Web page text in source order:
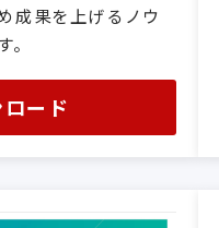
成果を上げるノウ
ード